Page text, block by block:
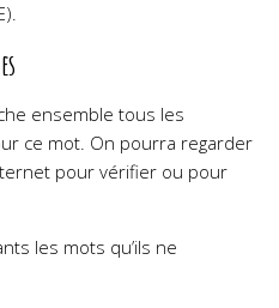
ensemble tous les
ce mot. On pourra regarder
pour vérifier ou pour
les mots qu’ils ne